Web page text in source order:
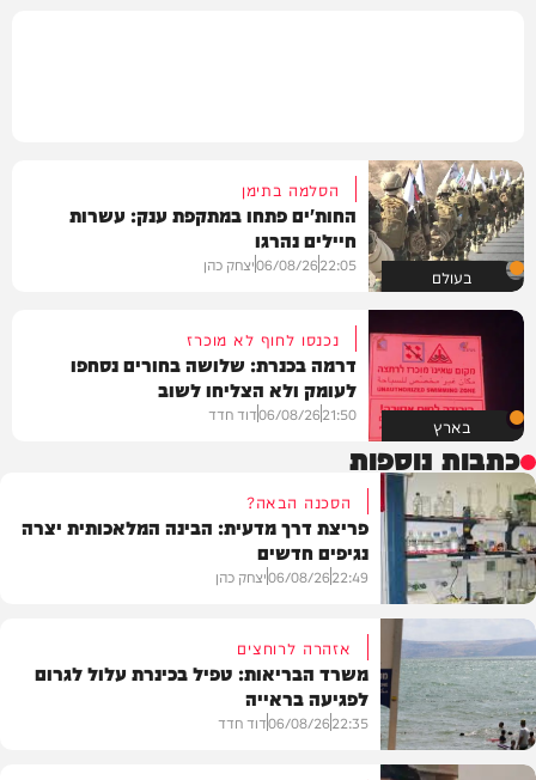
בעולם
הסלמה בתימן
החות'ים פתחו במתקפת ענק: עשרות
חיילים נהרגו
22:05
06/08/26יצחק כהן
בארץ
נכנסו לחוף לא מוכרז
דרמה בכנרת: שלושה בחורים נסחפו
לעומק ולא הצליחו לשוב
21:50
06/08/26דוד חדד
כתבות נוספות
בריאות
הסכנה הבאה?
פריצת דרך מדעית: הבינה המלאכותית יצרה
נגיפים חדשים
22:49
06/08/26יצחק כהן
אזהרה לרוחצים
משרד הבריאות: טפיל בכינרת עלול לגרום
לפגיעה בראייה
22:35
06/08/26דוד חדד